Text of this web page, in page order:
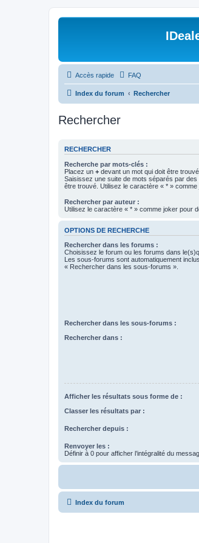
Accès rapide FAQ
Index du forum Rechercher
Rechercher
RECHERCHER
Recherche par mots-clés :
Placez un + devant un mot qui doit être
Saisissez une suite de mots séparés par des
être trouvé. Utilisez le caractère « * »
Rechercher par auteur :
Utilisez le caractère « * » comme joker pour
OPTIONS DE RECHERCHE
Rechercher dans les forums :
Choisissez le forum ou les forums dans
Les sous-forums sont automatiquement
« Rechercher dans les sous-forums ».
Rechercher dans les sous-forums :
Rechercher dans :
Afficher les résultats sous forme de :
Classer les résultats par :
Rechercher depuis :
Renvoyer les :
Définir à 0 pour afficher l’intégralité du
Index du forum